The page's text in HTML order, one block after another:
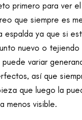
primero para ver
que siempre es
espalda ya que si
nuevo o tejiendo
variar
así que
que luego la
menos visible.